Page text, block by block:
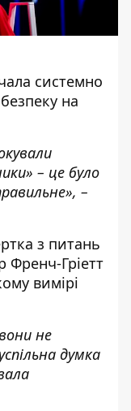
системно
на
– це було
–
з питань
Френч-Гріетт
вимірі
не
думка